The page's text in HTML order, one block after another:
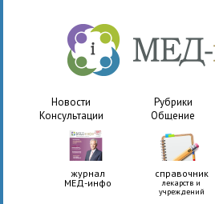
Новости Рубрики
Консультации
Общение
журнал
МЕД-инфо
справочник
лекарств и
учреждений